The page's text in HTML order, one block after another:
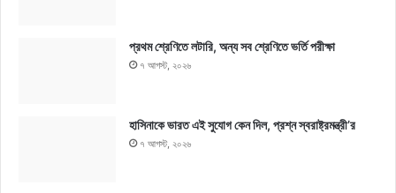
প্রথম শ্রেণিতে লটারি, অন্য সব শ্রেণিতে ভর্তি পরীক্ষা
৭ আগস্ট, ২০২৬
হাসিনাকে ভারত এই সুযোগ কেন দিল, প্রশ্ন স্বরাষ্ট্রমন্ত্রী’র
৭ আগস্ট, ২০২৬